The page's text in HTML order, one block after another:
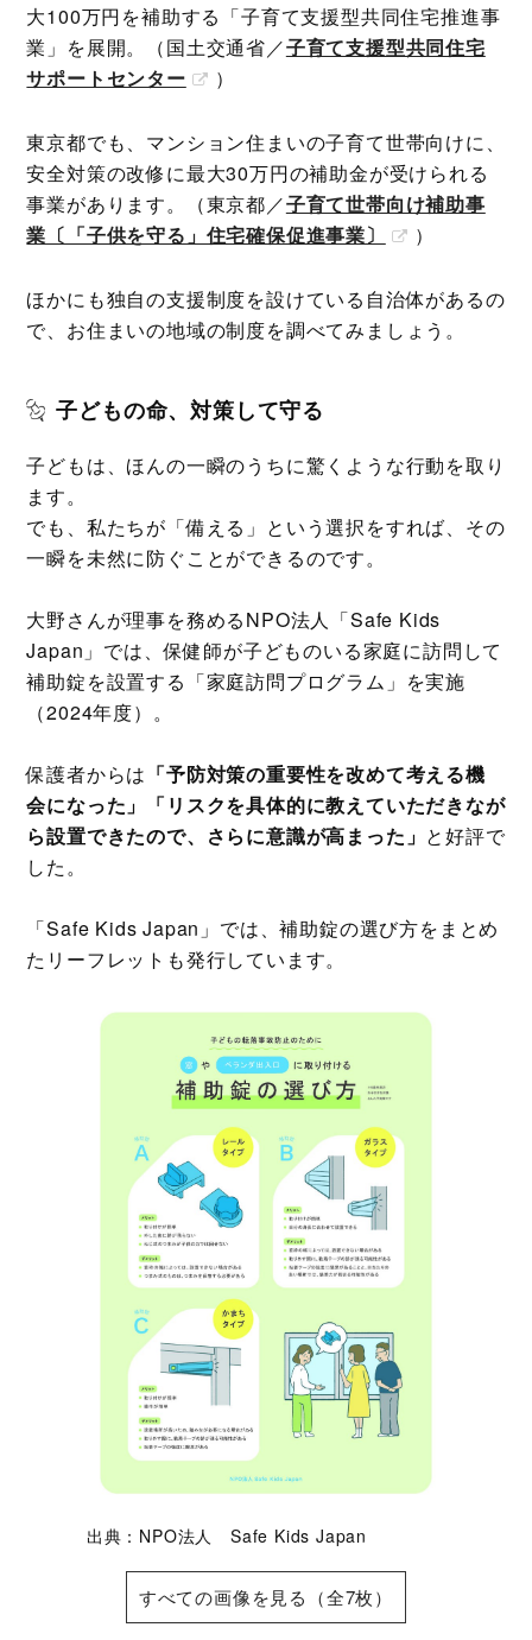
大100万円を補助する「子育て支援型共同住宅推進事
業」を展開。（国土交通省／子育て支援型共同住宅
サポートセンター
）
東京都でも、マンション住まいの子育て世帯向けに、
安全対策の改修に最大30万円の補助金が受けられる
事業があります。（東京都／子育て世帯向け補助事
業〔「子供を守る」住宅確保促進事業〕
）
ほかにも独自の支援制度を設けている自治体があるの
で、お住まいの地域の制度を調べてみましょう。
子どもの命、対策して守る
子どもは、ほんの一瞬のうちに驚くような行動を取り
ます。
でも、私たちが「備える」という選択をすれば、その
一瞬を未然に防ぐことができるのです。
大野さんが理事を務めるNPO法人「Safe Kids
Japan」では、保健師が子どものいる家庭に訪問して
補助錠を設置する「家庭訪問プログラム」を実施
（2024年度）。
保護者からは 「予防対策の重要性を改めて考える機
会になった」「リスクを具体的に教えていただきなが
ら設置できたので、さらに意識が高まった」 と好評で
した。
「Safe Kids Japan」では、補助錠の選び方をまとめ
たリーフレットも発行しています。
出典：NPO法人 Safe Kids Japan
すべての画像を見る（全7枚）